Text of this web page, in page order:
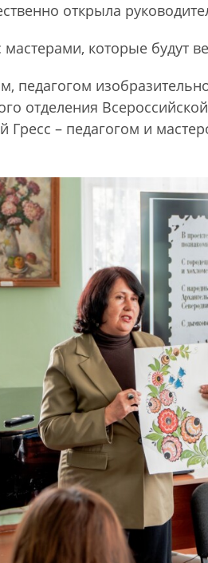
открыла
которые будут
педагогом
отделения
Гресс – педагогом и